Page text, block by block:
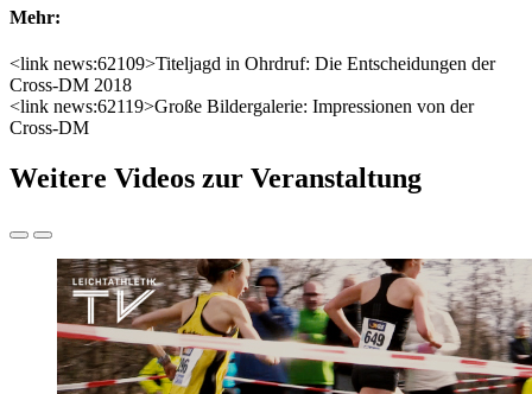
Mehr:
<link news:62109>Titeljagd in Ohrdruf: Die Entscheidungen der
Cross-DM 2018
<link news:62119>Große Bildergalerie: Impressionen von der
Cross-DM
Weitere Videos zur Veranstaltung